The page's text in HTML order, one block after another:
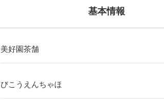
基本情報
美好園茶舗
びこうえんちゃほ